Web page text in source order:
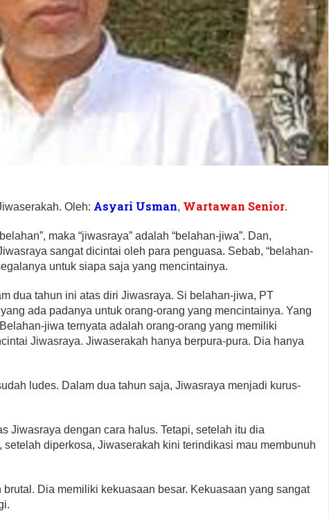
Oleh: Asyari Usman, Wartawan Senior.
maka “jiwasraya” adalah “belahan-jiwa”. Dan,
sangat dicintai oleh para penguasa. Sebab, “belahan-
untuk siapa saja yang mencintainya.
dua tahun ini atas diri Jiwasraya. Si belahan-jiwa, PT
ada padanya untuk orang-orang yang mencintainya. Yang
jiwa ternyata adalah orang-orang yang memiliki
Jiwasraya. Jiwaserakah hanya berpura-pura. Dia hanya
ludes. Dalam dua tahun saja, Jiwasraya menjadi kurus-
Jiwasraya dengan cara halus. Tetapi, setelah itu dia
diperkosa, Jiwaserakah kini terindikasi mau membunuh
Dia memiliki kekuasaan besar. Kekuasaan yang sangat